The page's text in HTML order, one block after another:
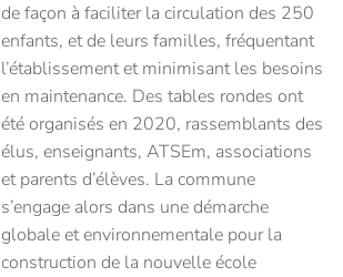
de façon à faciliter la circulation des 250
enfants, et de leurs familles, fréquentant
l’établissement et minimisant les besoins
en maintenance. Des tables rondes ont
été organisés en 2020, rassemblants des
élus, enseignants, ATSEm, associations
et parents d’élèves. La commune
s’engage alors dans une démarche
globale et environnementale pour la
construction de la nouvelle école